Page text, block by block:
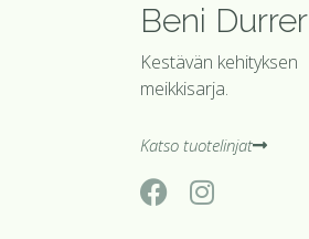
Beni Durrer
Kestävän kehityksen
meikkisarja.
Katso tuotelinjat